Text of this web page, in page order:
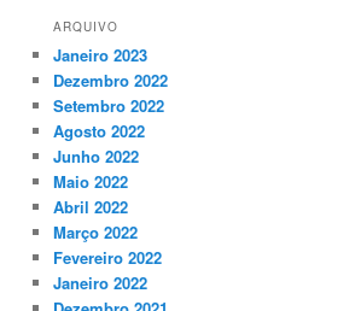
ARQUIVO
Janeiro 2023
Dezembro 2022
Setembro 2022
Agosto 2022
Junho 2022
Maio 2022
Abril 2022
Março 2022
Fevereiro 2022
Janeiro 2022